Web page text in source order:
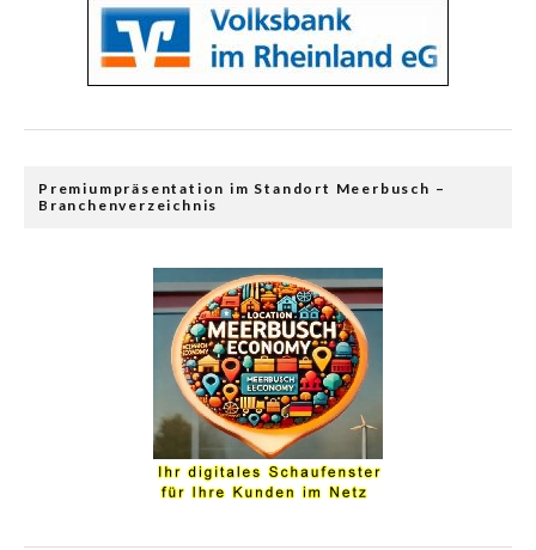
Premiumpräsentation im Standort Meerbusch –
Branchenverzeichnis